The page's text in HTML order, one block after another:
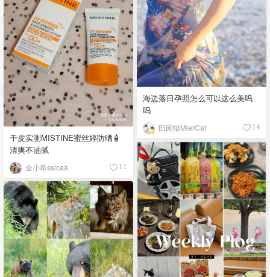
海边落日孕照怎么可以这么美呜
呜
田园猫MierCat 14
干皮实测MISTINE蜜丝婷防晒🧴
清爽不油腻
金小希ssicaa 11